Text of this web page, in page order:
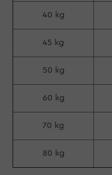
40 kg
45 kg
50 kg
60 kg
70 kg
80 kg